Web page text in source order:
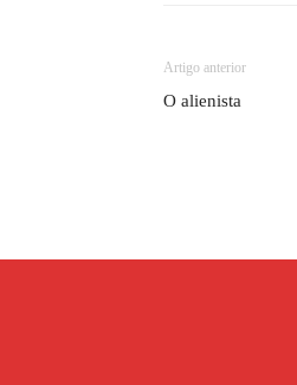
Artigo anterior
O alienista